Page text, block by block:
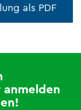
als PDF
anmelden